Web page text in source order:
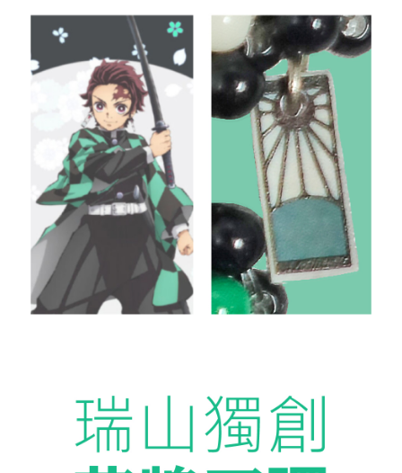
每筆NT$130，滿NT$2,000(含以上)免運費
付款後門市自取
免運費
國家/地區配送-香港(順豐快遞)